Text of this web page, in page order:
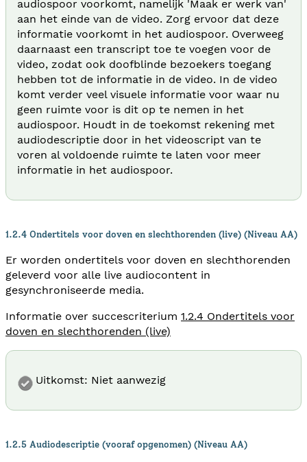
audiospoor voorkomt, namelijk 'Maak er werk van'
aan het einde van de video. Zorg ervoor dat deze
informatie voorkomt in het audiospoor. Overweeg
daarnaast een transcript toe te voegen voor de
video, zodat ook doofblinde bezoekers toegang
hebben tot de informatie in de video. In de video
komt verder veel visuele informatie voor waar nu
geen ruimte voor is dit op te nemen in het
audiospoor. Houdt in de toekomst rekening met
audiodescriptie door in het videoscript van te
voren al voldoende ruimte te laten voor meer
informatie in het audiospoor.
1.2.4 Ondertitels voor doven en slechthorenden (live) (Niveau AA)
Er worden ondertitels voor doven en slechthorenden
geleverd voor alle live audiocontent in
gesynchroniseerde media.
Informatie over succescriterium 1.2.4 Ondertitels voor
doven en slechthorenden (live)
Uitkomst: Niet aanwezig
1.2.5 Audiodescriptie (vooraf opgenomen) (Niveau AA)